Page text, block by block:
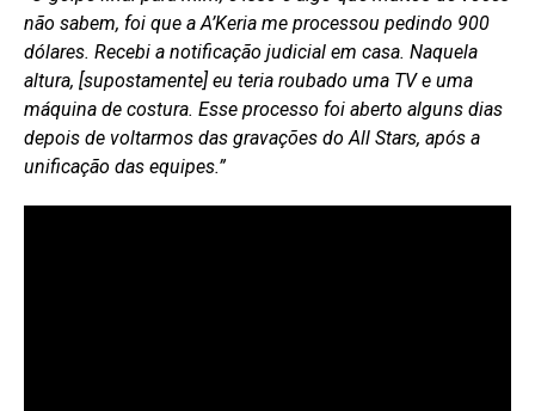
não sabem, foi que a A’Keria me processou pedindo 900
dólares. Recebi a notificação judicial em casa. Naquela
altura, [supostamente] eu teria roubado uma TV e uma
máquina de costura. Esse processo foi aberto alguns dias
depois de voltarmos das gravações do All Stars, após a
unificação das equipes.”